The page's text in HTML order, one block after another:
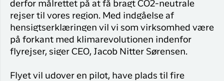
derfor målrettet på at få bragt CO2-neutrale
rejser til vores region. Med indgåelse af
hensigtserklæringen vil vi som virksomhed være
på forkant med klimarevolutionen indenfor
flyrejser, siger CEO, Jacob Nitter Sørensen.
Flyet vil udover en pilot, have plads til fire